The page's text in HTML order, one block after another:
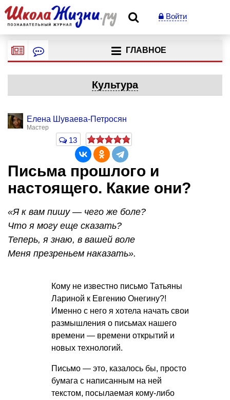
Войти
ГЛАВНОЕ
Культура
Елена Шуваева-Петросян
Мастер
13
Письма прошлого и
настоящего. Какие они?
«Я к вам пишу — чего же боле?
Что я могу еще сказать?
Теперь, я знаю, в вашей воле
Меня презреньем наказать».
Кому не известно письмо Татьяны
Лариной к Евгению Онегину?!
Именно с него я хотела начать свои
размышления о письмах нашего
времени — времени открытий и
новых технологий.
Письмо — это, казалось бы, просто
бумага с написанным на ней
текстом, посылаемая кому-либо